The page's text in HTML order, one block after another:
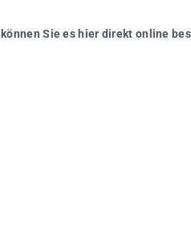
Sie es hier direkt online